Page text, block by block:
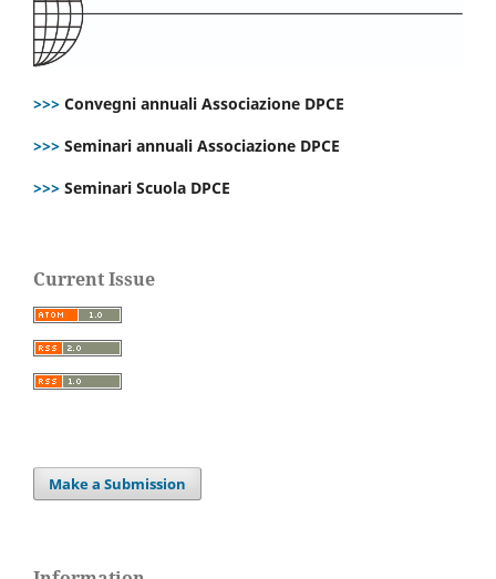
>>> Convegni annuali Associazione DPCE
>>> Seminari annuali Associazione DPCE
>>> Seminari Scuola DPCE
Current Issue
Make a Submission